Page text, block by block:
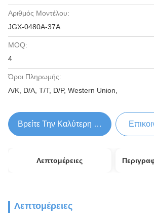
Αριθμός Μοντέλου:
JGX-0480A-37A
MOQ:
4
Όροι Πληρωμής:
Λ/Κ, D/A, T/T, D/P, Western Union,
Βρείτε Την Καλύτερη Τιμή
Λεπτομέρειες
Λεπτομέρειες